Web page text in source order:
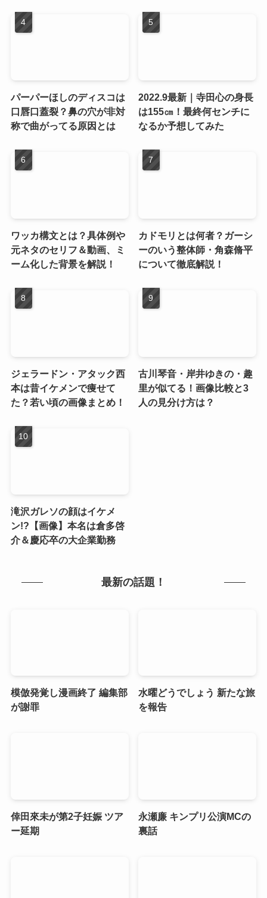
パーパーほしのディスコは
口唇口蓋裂？鼻の穴が非対
称で曲がってる原因とは
2022.9最新｜寺田心の身長
は155㎝！最終何センチに
なるか予想してみた
ワッカ構文とは？具体例や
元ネタのセリフ＆動画、ミ
ーム化した背景を解説！
カドモリとは何者？ガーシ
ーのいう整体師・角森脩平
について徹底解説！
ジェラードン・アタック西
本は昔イケメンで痩せて
た？若い頃の画像まとめ！
古川琴音・岸井ゆきの・趣
里が似てる！画像比較と3
人の見分け方は？
滝沢ガレソの顔はイケメ
ン!?【画像】本名は倉多啓
介＆慶応卒の大企業勤務
最新の話題！
模倣発覚し漫画終了 編集部
が謝罪
水曜どうでしょう 新たな旅
を報告
倖田來未が第2子妊娠 ツア
ー延期
永瀬廉 キンプリ公演MCの
裏話